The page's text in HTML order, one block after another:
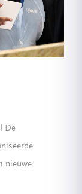
De
nieuwe